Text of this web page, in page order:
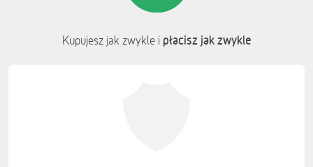
Kupujesz jak zwykle i płacisz jak zwykle